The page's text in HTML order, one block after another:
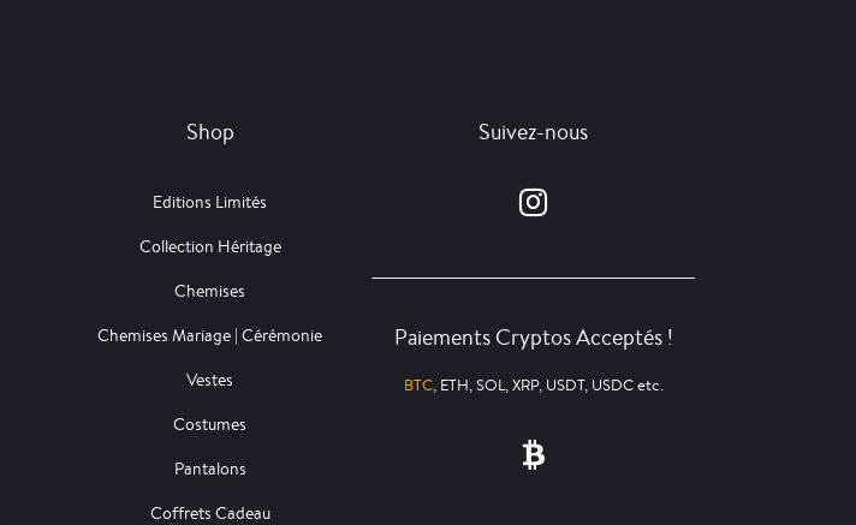
Shop
Editions Limités
Collection Héritage
Chemises
Chemises Mariage | Cérémonie
Vestes
Costumes
Pantalons
Coffrets Cadeau
Suivez-nous
Paiements Cryptos Acceptés !
BTC, ETH, SOL, XRP, USDT, USDC etc.